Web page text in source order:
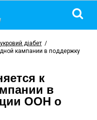
діабет /
кампании в поддержку
к
в
ООН о